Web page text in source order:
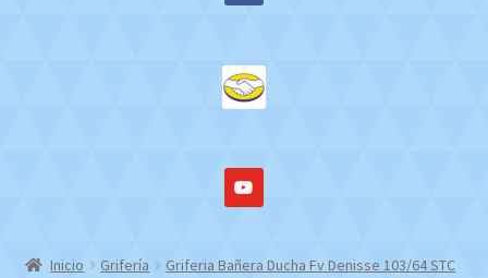
Inicio Grifería
Griferia Bañera Ducha Fv Denisse 103/64 STC